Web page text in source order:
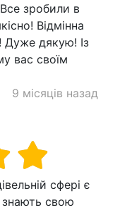
зробили в
Відмінна
Дуже дякую! Із
вас своїм
9 місяців назад
сфері є
свою